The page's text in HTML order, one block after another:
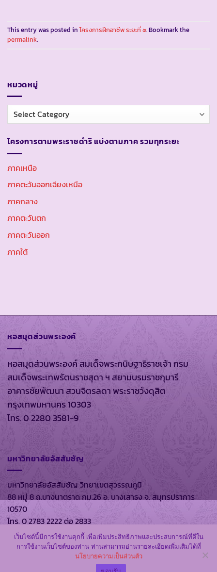
This entry was posted in โครงการฝึกอาชีพ ระยะที่ ๕. Bookmark the
permalink.
หมวดหมู่
หมวด
หมู่
โครงการตามพระราชดำริ แบ่งตามภาค รวมทุกระยะ
ภาคเหนือ
ภาคตะวันออกเฉียงเหนือ
ภาคกลาง
ภาคตะวันตก
ภาคตะวันออก
ภาคใต้
หอสมุดส่วนพระองค์
หอสมุดส่วนพระองค์ สมเด็จพระกนิษฐาธิราชเจ้า กรม
สมเด็จพระเทพรัตนราชสุดา ฯ สยามบรมราชกุมารี
อาคารชัยพัฒนา สวนจิตรลดา พระราชวังดุสิต
กรุงเทพมหานคร 10303
โทร. 0 2280 3581-9
มหาวิทยาลัยอัสสัมชัญ
มหาวิทยาลัยอัสสัมชัญ วิทยาเขตสุวรรณภูมิ
88 หมู่ 8 ถ.บางนาตราด กม.26 อ. บางเสาธง จ. สมุทรปราการ
10570
โทร. 0 2783 2222 ต่อ 2833
สงวนลิขสิทธิ์ พ.ศ. 2569 ตาม พรบ.ลิขสิทธิ์ พ.ศ. 2537 โดย
เว็บไซต์นี้มีการใช้งานคุกกี้ เพื่อเพิ่มประสิทธิภาพและประสบการณ์ที่ดีใน
การใช้งานเว็บไซต์ของท่าน ท่านสามารถอ่านรายละเอียดเพิ่มเติมได้ที่
นโยบายความเป็นส่วนตัว